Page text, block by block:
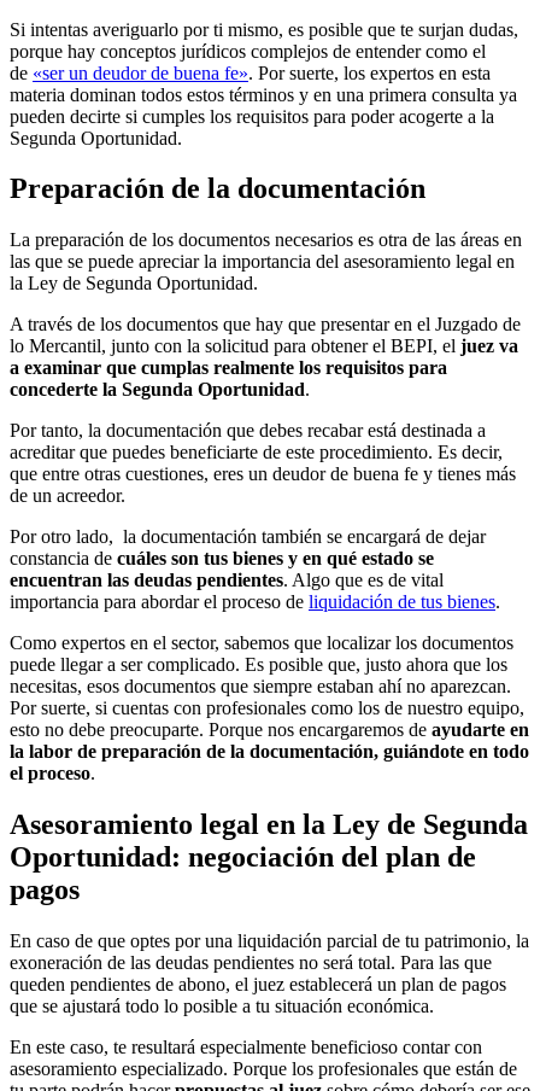
Si intentas averiguarlo por ti mismo, es posible que te surjan dudas,
porque hay conceptos jurídicos complejos de entender como el
de «ser un deudor de buena fe». Por suerte, los expertos en esta
materia dominan todos estos términos y en una primera consulta ya
pueden decirte si cumples los requisitos para poder acogerte a la
Segunda Oportunidad.
Preparación de la documentación
La preparación de los documentos necesarios es otra de las áreas en
las que se puede apreciar la importancia del asesoramiento legal en
la Ley de Segunda Oportunidad.
A través de los documentos que hay que presentar en el Juzgado de
lo Mercantil, junto con la solicitud para obtener el BEPI, el juez va
a examinar que cumplas realmente los requisitos para
concederte la Segunda Oportunidad.
Por tanto, la documentación que debes recabar está destinada a
acreditar que puedes beneficiarte de este procedimiento. Es decir,
que entre otras cuestiones, eres un deudor de buena fe y tienes más
de un acreedor.
Por otro lado, la documentación también se encargará de dejar
constancia de cuáles son tus bienes y en qué estado se
encuentran las deudas pendientes. Algo que es de vital
importancia para abordar el proceso de liquidación de tus bienes.
Como expertos en el sector, sabemos que localizar los documentos
puede llegar a ser complicado. Es posible que, justo ahora que los
necesitas, esos documentos que siempre estaban ahí no aparezcan.
Por suerte, si cuentas con profesionales como los de nuestro equipo,
esto no debe preocuparte. Porque nos encargaremos de ayudarte en
la labor de preparación de la documentación, guiándote en todo
el proceso.
Asesoramiento legal en la Ley de Segunda
Oportunidad: negociación del plan de
pagos
En caso de que optes por una liquidación parcial de tu patrimonio, la
exoneración de las deudas pendientes no será total. Para las que
queden pendientes de abono, el juez establecerá un plan de pagos
que se ajustará todo lo posible a tu situación económica.
En este caso, te resultará especialmente beneficioso contar con
asesoramiento especializado. Porque los profesionales que están de